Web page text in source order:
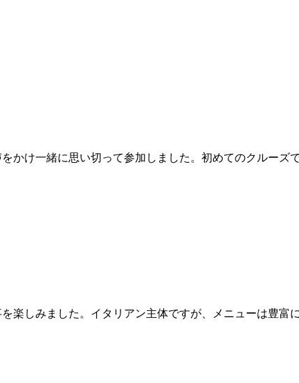
かけ一緒に思い切って参加しました。初めてのクルーズ
楽しみました。イタリアン主体ですが、メニューは豊富